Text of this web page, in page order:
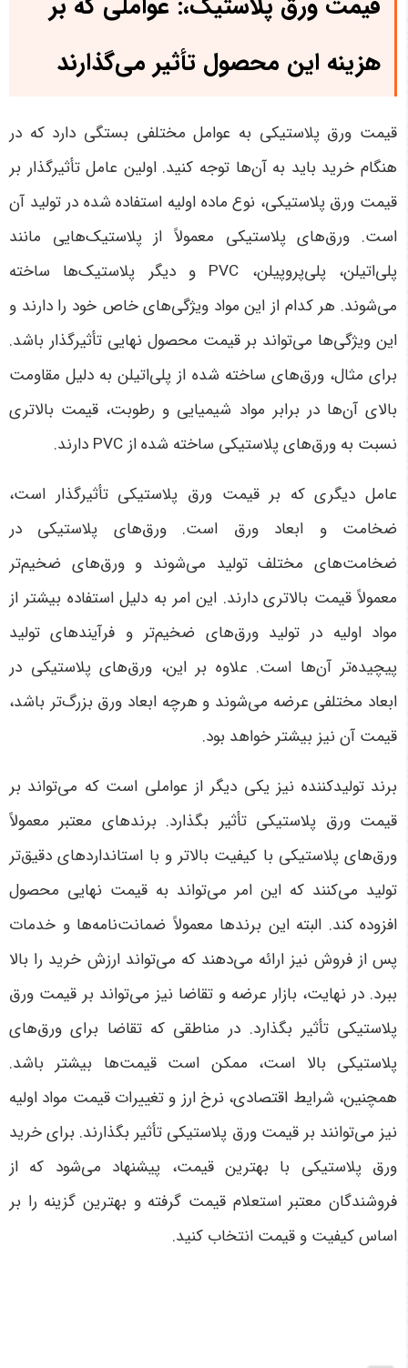
هزینه این محصول تأثیر می‌گذارند
قیمت ورق پلاستیکی به عوامل مختلفی بستگی دارد که در
هنگام خرید باید به آن‌ها توجه کنید. اولین عامل تأثیرگذار بر
قیمت ورق پلاستیکی، نوع ماده اولیه استفاده شده در تولید آن
است. ورق‌های پلاستیکی معمولاً از پلاستیک‌هایی مانند
پلی‌اتیلن، پلی‌پروپیلن، PVC و دیگر پلاستیک‌ها ساخته
می‌شوند. هر کدام از این مواد ویژگی‌های خاص خود را دارند و
این ویژگی‌ها می‌تواند بر قیمت محصول نهایی تأثیرگذار باشد.
برای مثال، ورق‌های ساخته شده از پلی‌اتیلن به دلیل مقاومت
بالای آن‌ها در برابر مواد شیمیایی و رطوبت، قیمت بالاتری
نسبت به ورق‌های پلاستیکی ساخته شده از
دارند.
عامل دیگری که بر قیمت ورق پلاستیکی تأثیرگذار است،
ضخامت و ابعاد ورق است. ورق‌های پلاستیکی در
ضخامت‌های مختلف تولید می‌شوند و ورق‌های ضخیم‌تر
معمولاً قیمت بالاتری دارند. این امر به دلیل استفاده بیشتر از
مواد اولیه در تولید ورق‌های ضخیم‌تر و فرآیندهای تولید
پیچیده‌تر آن‌ها است. علاوه بر این، ورق‌های پلاستیکی در
ابعاد مختلفی عرضه می‌شوند و هرچه ابعاد ورق بزرگ‌تر باشد،
قیمت آن نیز بیشتر خواهد بود.
برند تولیدکننده نیز یکی دیگر از عواملی است که می‌تواند بر
قیمت ورق پلاستیکی تأثیر بگذارد. برندهای معتبر معمولاً
ورق‌های پلاستیکی با کیفیت بالاتر و با استانداردهای دقیق‌تر
تولید می‌کنند که این امر می‌تواند به قیمت نهایی محصول
افزوده کند. البته این برندها معمولاً ضمانت‌نامه‌ها و خدمات
پس از فروش نیز ارائه می‌دهند که می‌تواند ارزش خرید را بالا
ببرد. در نهایت، بازار عرضه و تقاضا نیز می‌تواند بر قیمت ورق
پلاستیکی تأثیر بگذارد. در مناطقی که تقاضا برای ورق‌های
پلاستیکی بالا است، ممکن است قیمت‌ها بیشتر باشد.
همچنین، شرایط اقتصادی، نرخ ارز و تغییرات قیمت مواد اولیه
نیز می‌توانند بر قیمت ورق پلاستیکی تأثیر بگذارند. برای خرید
ورق پلاستیکی با بهترین قیمت، پیشنهاد می‌شود که از
فروشندگان معتبر استعلام قیمت گرفته و بهترین گزینه را بر
اساس کیفیت و قیمت انتخاب کنید.